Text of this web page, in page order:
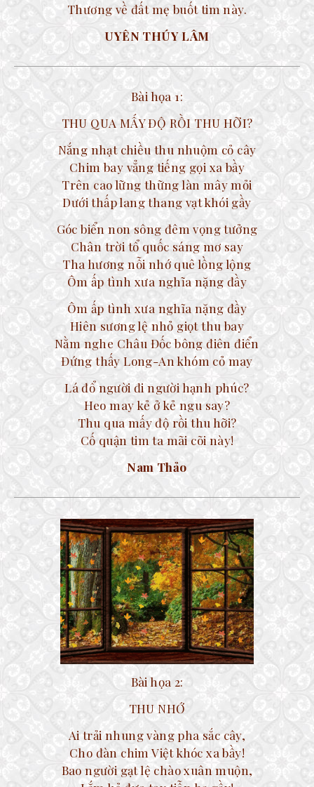
Thương về đất mẹ buốt tim này.
UYÊN THÚY LÂM
Bài họa 1:
THU QUA MẤY ĐỘ RỒI THU HỠI?
Nắng nhạt chiều thu nhuộm cỏ cây
Chim bay vẳng tiếng gọi xa bầy
Trên cao lững thững làn mây mỏi
Dưới thấp lang thang vạt khói gầy
Góc biển non sông đêm vọng tưởng
Chân trời tổ quốc sáng mơ say
Tha hương nỗi nhớ quê lồng lộng
Ôm ấp tình xưa nghĩa nặng đầy
Ôm ấp tình xưa nghĩa nặng đầy
Hiên sương lệ nhỏ giọt thu bay
Nằm nghe Châu Đốc bông điên điển
Đứng thấy Long-An khóm cỏ may
Lá đổ người đi người hạnh phúc?
Heo may kẻ ở kẻ ngu say?
Thu qua mấy độ rồi thu hỡi?
Cố quận tim ta mãi cõi này!
Nam Thảo
Bài họa 2:
THU NHỚ
Ai trải nhung vàng pha sắc cây,
Cho đàn chim Việt khóc xa bầy!
Bao người gạt lệ chào xuân muộn,